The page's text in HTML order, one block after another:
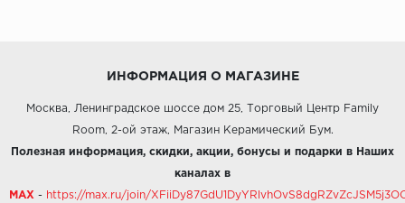
ИНФОРМАЦИЯ О МАГАЗИНЕ
Москва, Ленинградское шоссе дом 25, Торговый Центр Family
Room, 2-ой этаж, Магазин Керамический Бум.
Полезная информация, скидки, акции, бонусы и подарки в Наших
каналах в
MAX - https://max.ru/join/